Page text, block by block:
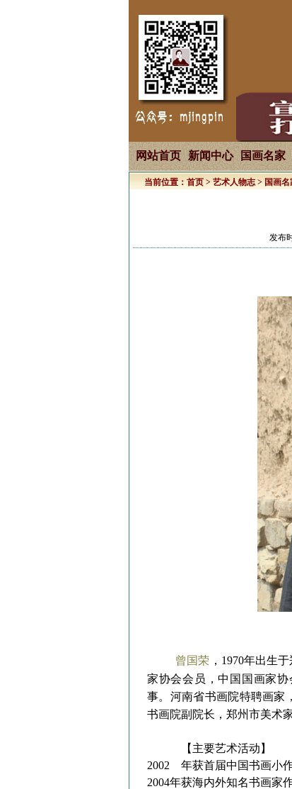
网站首页 新闻中心 国画名家
当前位置：首页>艺术人物志>国画名
发布
曾国荣 ，1970年出生
家协会会员，中国国画家
事。河南省书画院特聘画家
书画院副院长，郑州市美术
【主要艺术活动】
2002 年获首届中国书画小
2004年获海内外知名书画家